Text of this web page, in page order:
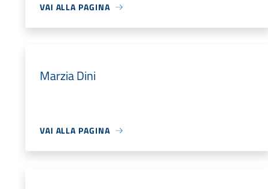
VAI ALLA PAGINA
Marzia Dini
VAI ALLA PAGINA